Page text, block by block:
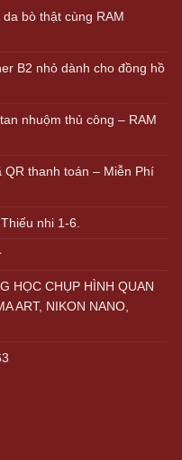
bò thật cùng RAM
B2 nhỏ dành cho đồng hồ
nhuộm thủ công – RAM
QR thanh toán – Miễn Phí
nhi 1-6.
HỌC CHỤP HÌNH QUAN
ART, NIKON NANO,